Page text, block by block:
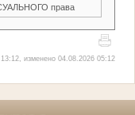
права
изменено 04.08.2026 05:12